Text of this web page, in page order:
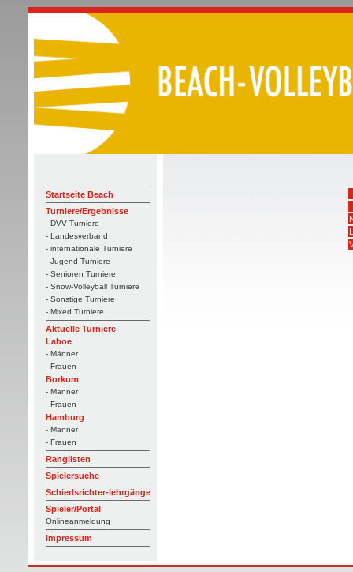
Startseite Beach
Turniere/Ergebnisse
- DVV Turniere
- Landesverband
- internationale Turniere
- Jugend Turniere
- Senioren Turniere
- Snow-Volleyball Turniere
- Sonstige Turniere
- Mixed Turniere
Aktuelle Turniere
Laboe
- Männer
- Frauen
Borkum
- Männer
- Frauen
Hamburg
- Männer
- Frauen
Ranglisten
Spielersuche
Schiedsrichter-lehrgänge
Spieler/Portal
Onlineanmeldung
Impressum